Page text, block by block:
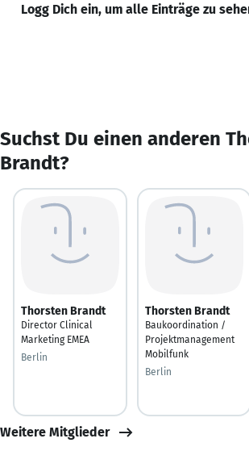
Logg Dich ein, um alle Einträge zu
Suchst Du einen anderen
Brandt?
Thorsten Brandt
Director Clinical
Marketing EMEA
Berlin
Thorsten Brandt
Baukoordination /
Projektmanagement
Mobilfunk
Berlin
Weitere Mitglieder